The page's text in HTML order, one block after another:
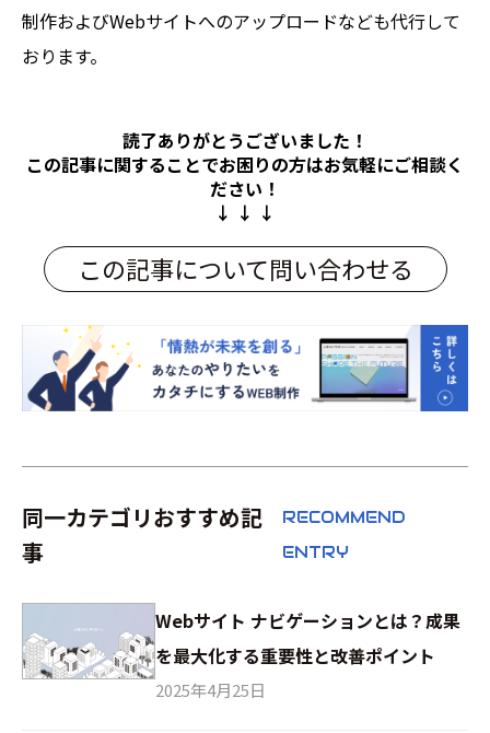
制作およびWebサイトへのアップロードなども代行して
おります。
読了ありがとうございました！
この記事に関することでお困りの方はお気軽にご相談く
ださい！
↓ ↓ ↓
この記事について問い合わせる
同一カテゴリおすすめ記
事
RECOMMEND
ENTRY
Webサイト ナビゲーションとは？成果
を最大化する重要性と改善ポイント
2025年4月25日